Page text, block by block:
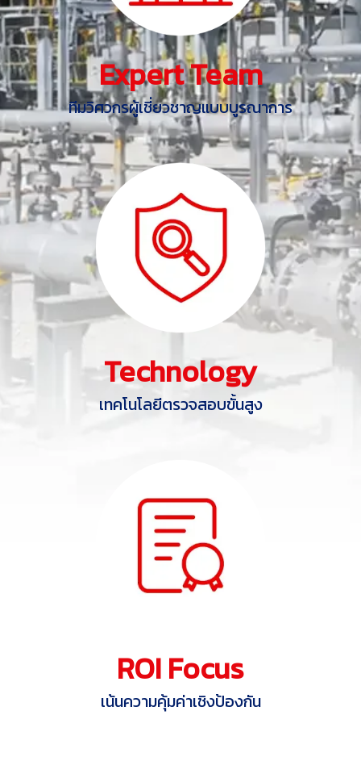
Expert Team
ทีมวิศวกรผู้เชี่ยวชาญแบบบูรณาการ
Technology
เทคโนโลยีตรวจสอบขั้นสูง
ROI Focus
เน้นความคุ้มค่าเชิงป้องกัน